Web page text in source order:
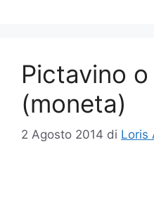
Pictavino
(moneta)
2 Agosto 2014 di Loris